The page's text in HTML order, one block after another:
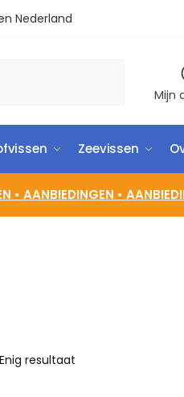
Nederland
Mijn
Zeevissen
• AANBIEDINGEN •
Enig resultaat